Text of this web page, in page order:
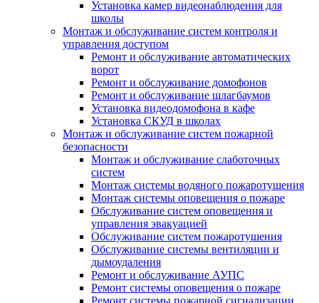
Установка камер видеонаблюдения для
школы
Монтаж и обслуживание систем контроля и
управления доступом
Ремонт и обслуживание автоматических
ворот
Ремонт и обслуживание домофонов
Ремонт и обслуживание шлагбаумов
Установка видеодомофона в кафе
Установка СКУД в школах
Монтаж и обслуживание систем пожарной
безопасности
Монтаж и обслуживание слаботочных
систем
Монтаж системы водяного пожаротушения
Монтаж системы оповещения о пожаре
Обслуживание систем оповещения и
управления эвакуацией
Обслуживание систем пожаротушения
Обслуживание системы вентиляции и
дымоудаления
Ремонт и обслуживание АУПС
Ремонт системы оповещения о пожаре
Ремонт системы пожарной сигнализации